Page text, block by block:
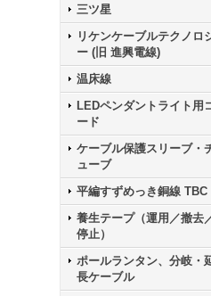
三ツ星
リケンケーブルテクノロ
ー (旧 進興電線)
温床線
LEDペンダントライト用
ード
ケーブル保護スリーブ・
ューブ
平編すずめっき銅線 TBC
養生テープ（運用／撤去
停止）
ポールランタン、分岐・
長ケーブル